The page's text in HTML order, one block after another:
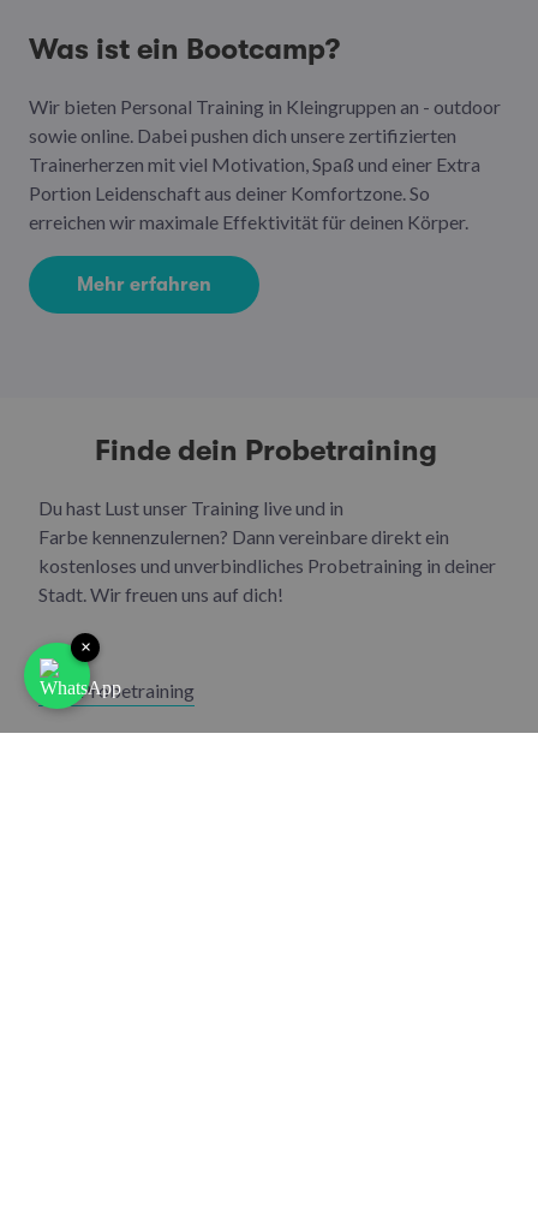
Was ist ein Bootcamp?
Wir bieten Personal Training in Kleingruppen an - outdoor
sowie online. Dabei pushen dich unsere zertifizierten
Trainerherzen mit viel Motivation, Spaß und einer Extra
Portion Leidenschaft aus deiner Komfortzone. So
erreichen wir maximale Effektivität für deinen Körper.
Mehr erfahren
Finde dein Probetraining
Du hast Lust unser Training live und in
Farbe kennenzulernen? Dann vereinbare direkt ein
kostenloses und unverbindliches Probetraining in deiner
Stadt. Wir freuen uns auf dich!
Zum Probetraining
×